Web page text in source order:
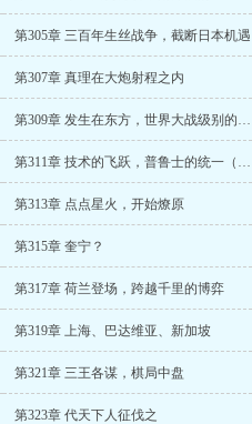
第305章 三百年生丝战争，截断日本机遇
第307章 真理在大炮射程之内
第309章 发生在东方，世界大战级别的杀戮
第311章 技术的飞跃，普鲁士的统一（求月票）
第313章 点点星火，开始燎原
第315章 奎宁？
第317章 荷兰登场，跨越千里的博弈
第319章 上海、巴达维亚、新加坡
第321章 三王各谋，棋局中盘
第323章 代天下人征伐之